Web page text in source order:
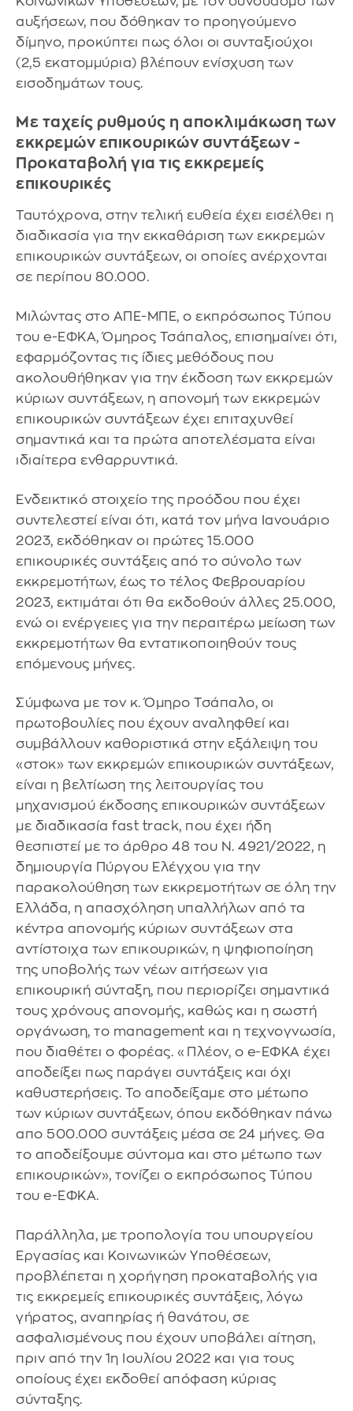
αυξήσεων, που δόθηκαν το προηγούμενο
δίμηνο, προκύπτει πως όλοι οι συνταξιούχοι
(2,5 εκατομμύρια) βλέπουν ενίσχυση των
εισοδημάτων τους.
Με ταχείς ρυθμούς η αποκλιμάκωση των
εκκρεμών επικουρικών συντάξεων -
Προκαταβολή για τις εκκρεμείς
επικουρικές
Ταυτόχρονα, στην τελική ευθεία έχει εισέλθει η
διαδικασία για την εκκαθάριση των εκκρεμών
επικουρικών συντάξεων, οι οποίες ανέρχονται
σε περίπου 80.000.
Μιλώντας στο ΑΠΕ-ΜΠΕ, ο εκπρόσωπος Τύπου
του e-ΕΦΚΑ, Όμηρος Τσάπαλος, επισημαίνει ότι,
εφαρμόζοντας τις ίδιες μεθόδους που
ακολουθήθηκαν για την έκδοση των εκκρεμών
κύριων συντάξεων, η απονομή των εκκρεμών
επικουρικών συντάξεων έχει επιταχυνθεί
σημαντικά και τα πρώτα αποτελέσματα είναι
ιδιαίτερα ενθαρρυντικά.
Ενδεικτικό στοιχείο της προόδου που έχει
συντελεστεί είναι ότι, κατά τον μήνα Ιανουάριο
2023, εκδόθηκαν οι πρώτες 15.000
επικουρικές συντάξεις από το σύνολο των
εκκρεμοτήτων, έως το τέλος Φεβρουαρίου
2023, εκτιμάται ότι θα εκδοθούν άλλες 25.000,
ενώ οι ενέργειες για την περαιτέρω μείωση των
εκκρεμοτήτων θα εντατικοποιηθούν τους
επόμενους μήνες.
Σύμφωνα με τον κ. Όμηρο Τσάπαλο, οι
πρωτοβουλίες που έχουν αναληφθεί και
συμβάλλουν καθοριστικά στην εξάλειψη του
«στοκ» των εκκρεμών επικουρικών συντάξεων,
είναι η βελτίωση της λειτουργίας του
μηχανισμού έκδοσης επικουρικών συντάξεων
με διαδικασία fast track, που έχει ήδη
θεσπιστεί με το άρθρο 48 του Ν. 4921/2022, η
δημιουργία Πύργου Ελέγχου για την
παρακολούθηση των εκκρεμοτήτων σε όλη την
Ελλάδα, η απασχόληση υπαλλήλων από τα
κέντρα απονομής κύριων συντάξεων στα
αντίστοιχα των επικουρικών, η ψηφιοποίηση
της υποβολής των νέων αιτήσεων για
επικουρική σύνταξη, που περιορίζει σημαντικά
τους χρόνους απονομής, καθώς και η σωστή
οργάνωση, το management και η τεχνογνωσία,
που διαθέτει ο φορέας. «Πλέον, ο e-ΕΦΚΑ έχει
αποδείξει πως παράγει συντάξεις και όχι
καθυστερήσεις. Το αποδείξαμε στο μέτωπο
των κύριων συντάξεων, όπου εκδόθηκαν πάνω
απο 500.000 συντάξεις μέσα σε 24 μήνες. Θα
το αποδείξουμε σύντομα και στο μέτωπο των
επικουρικών», τονίζει ο εκπρόσωπος Τύπου
του e-ΕΦΚΑ.
Παράλληλα, με τροπολογία του υπουργείου
Εργασίας και Κοινωνικών Υποθέσεων,
προβλέπεται η χορήγηση προκαταβολής για
τις εκκρεμείς επικουρικές συντάξεις, λόγω
γήρατος, αναπηρίας ή θανάτου, σε
ασφαλισμένους που έχουν υποβάλει αίτηση,
πριν από την 1η Ιουλίου 2022 και για τους
οποίους έχει εκδοθεί απόφαση κύριας
σύνταξης.